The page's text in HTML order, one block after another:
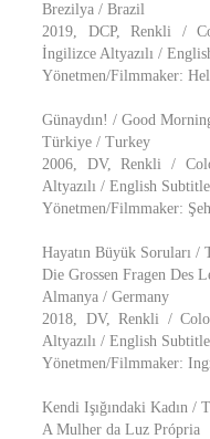
Brezilya / Brazil
2019, DCP, Renkli /
İngilizce Altyazılı /
Yönetmen/Filmmaker:
Günaydın! / Good
Türkiye / Turkey
2006, DV, Renkli /
Altyazılı / English
Yönetmen/Filmmaker:
Hayatın Büyük Soruları
Die Grossen Fragen Des
Almanya / Germany
2018, DV, Renkli /
Altyazılı / English
Yönetmen/Filmmaker:
Kendi Işığındaki Kadın
A Mulher da Luz Própria